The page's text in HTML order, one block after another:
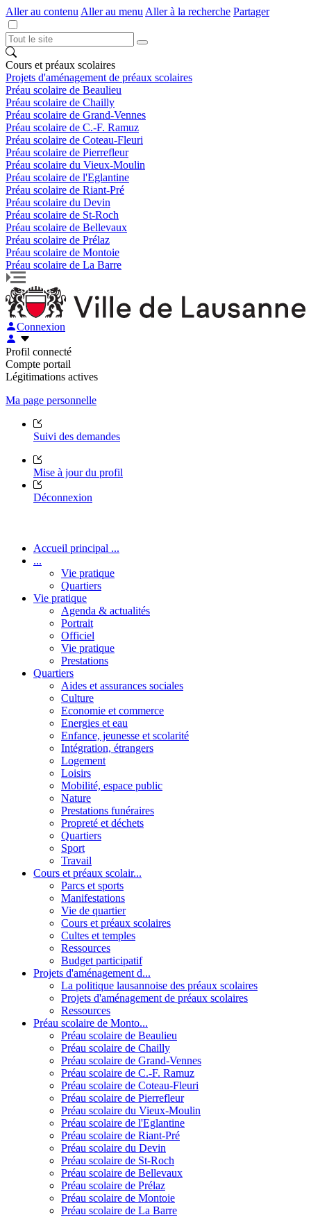
Aller au contenu Aller au menu Aller à la recherche Partager
Cours et préaux scolaires
Projets d'aménagement de préaux scolaires
Préau scolaire de Beaulieu
Préau scolaire de Chailly
Préau scolaire de Grand-Vennes
Préau scolaire de C.-F. Ramuz
Préau scolaire de Coteau-Fleuri
Préau scolaire de Pierrefleur
Préau scolaire du Vieux-Moulin
Préau scolaire de l'Eglantine
Préau scolaire de Riant-Pré
Préau scolaire du Devin
Préau scolaire de St-Roch
Préau scolaire de Bellevaux
Préau scolaire de Prélaz
Préau scolaire de Montoie
Préau scolaire de La Barre
Connexion
Profil connecté
Compte portail
Légitimations actives
Ma page personnelle
Suivi des demandes
Mise à jour du profil
Déconnexion
Accueil principal ...
...
Vie pratique
Quartiers
Vie pratique
Agenda & actualités
Portrait
Officiel
Vie pratique
Prestations
Quartiers
Aides et assurances sociales
Culture
Economie et commerce
Energies et eau
Enfance, jeunesse et scolarité
Intégration, étrangers
Logement
Loisirs
Mobilité, espace public
Nature
Prestations funéraires
Propreté et déchets
Quartiers
Sport
Travail
Cours et préaux scolair...
Parcs et sports
Manifestations
Vie de quartier
Cours et préaux scolaires
Cultes et temples
Ressources
Budget participatif
Projets d'aménagement d...
La politique lausannoise des préaux scolaires
Projets d'aménagement de préaux scolaires
Ressources
Préau scolaire de Monto...
Préau scolaire de Beaulieu
Préau scolaire de Chailly
Préau scolaire de Grand-Vennes
Préau scolaire de C.-F. Ramuz
Préau scolaire de Coteau-Fleuri
Préau scolaire de Pierrefleur
Préau scolaire du Vieux-Moulin
Préau scolaire de l'Eglantine
Préau scolaire de Riant-Pré
Préau scolaire du Devin
Préau scolaire de St-Roch
Préau scolaire de Bellevaux
Préau scolaire de Prélaz
Préau scolaire de Montoie
Préau scolaire de La Barre